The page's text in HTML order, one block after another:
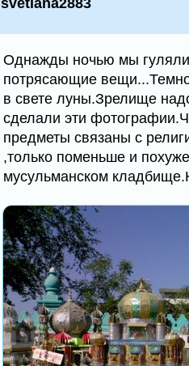
svetlana2883
Однажды ночью мы гуляли
потрясающие
в свете луны.Зрелище
сделали эти
предметы связаны с
,только поменьше и
мусульманском